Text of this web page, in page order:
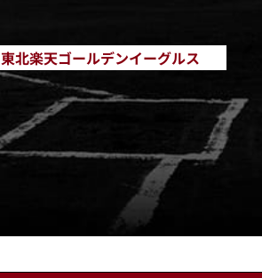
東北楽天ゴールデンイーグルス